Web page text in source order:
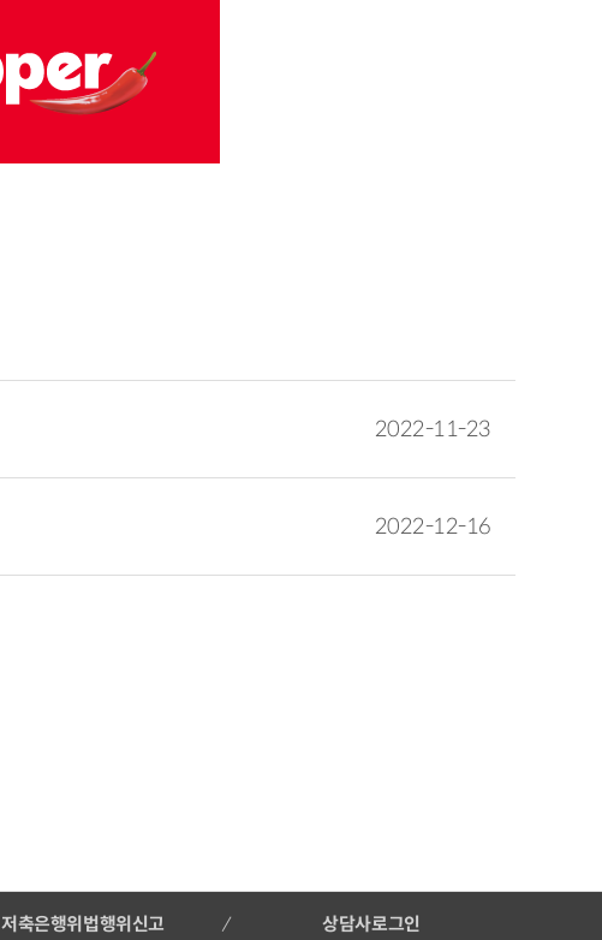
2022-11-23
2022-12-16
저축은행위법행위신고 상담사로그인